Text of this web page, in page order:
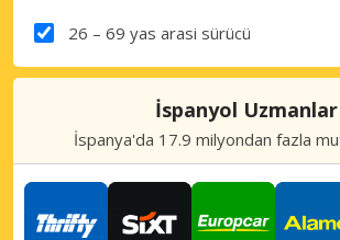
26 – 69 yas arasi sürücü
İspanyol Uzmanlar
İspanya'da 17.9 milyondan fazla